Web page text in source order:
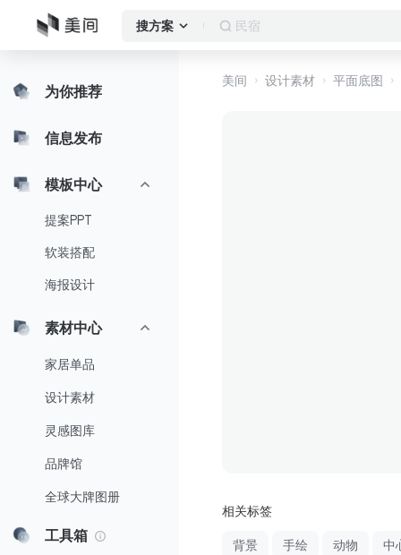
搜方案 民宿
为你推荐
信息发布
模板中心
提案PPT
软装搭配
海报设计
素材中心
家居单品
设计素材
灵感图库
品牌馆
全球大牌图册
工具箱
美间 设计素材 平面底图
相关标签
背景 手绘 动物 中